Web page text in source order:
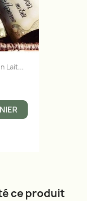
Lait...
ce produit